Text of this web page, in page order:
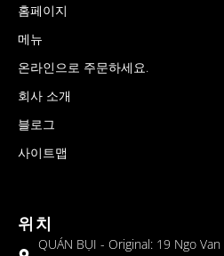
홈페이지
메뉴
온라인으로 주문하세요.
회사 소개
블로그
사이트맵
위치
QUÁN BỤI - Original: 19 Ngo